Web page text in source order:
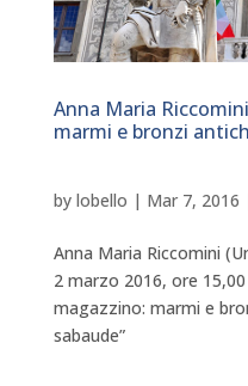
Anna Maria
marmi e bronzi
by lobello | Mar 7, 2016
Anna Maria Riccomini
2 marzo 2016, ore 15,00
magazzino: marmi e
sabaude”